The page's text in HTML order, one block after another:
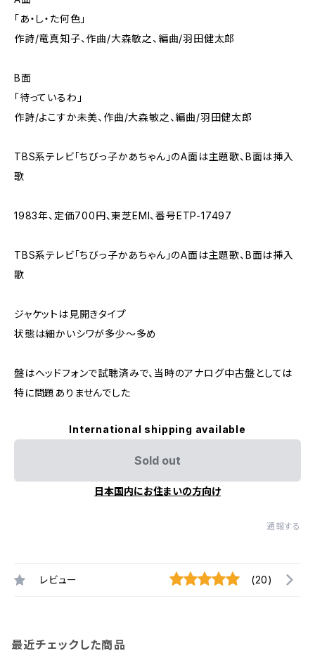
「あ・し・た何色」
作詩/竜真知子、作曲/大森敏之、編曲/羽田健太郎
B面
「待っているわ」
作詩/よこすか未美、作曲/大森敏之、編曲/羽田健太郎
TBS系テレビ｢ちびっ子かあちゃん｣のA面は主題歌、B面は挿入
歌
1983年、定価700円、東芝EMI、番号ETP-17497
TBS系テレビ｢ちびっ子かあちゃん｣のA面は主題歌、B面は挿入
歌
ジャケットは見開きタイプ
状態は細かいシワが多少～多め
盤はヘッドフォンで試聴済みで、当時のアナログ中古盤としては
特に問題ありませんでした
International shipping available
Sold out
日本国内にお住まいの方向け
通報する
レビュー (20)
最近チェックした商品